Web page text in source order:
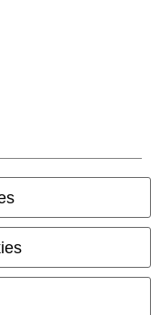
gastos de transporte